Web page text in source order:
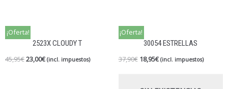
¡Oferta!
2523X CLOUDY T
45,95€23,00€ (incl. impuestos)
¡Oferta!
30054 ESTRELLAS
37,90€ 18,95€ (incl. impuestos)